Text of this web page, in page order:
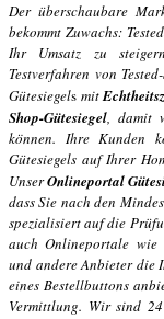
Der überschaubare
bekommt Zuwachs:
Ihr Umsatz zu
Testverfahren von
Gütesiegels mit
Shop-Gütesiegel, damit
können. Ihre Kunden
Gütesiegels auf Ihrer
UnserOnlineportal
dass Sie nach den
spezialisiert auf die
auch Onlineportale wie
und andere Anbieter die
eines Bestellbuttons
Vermittlung. Wir sind